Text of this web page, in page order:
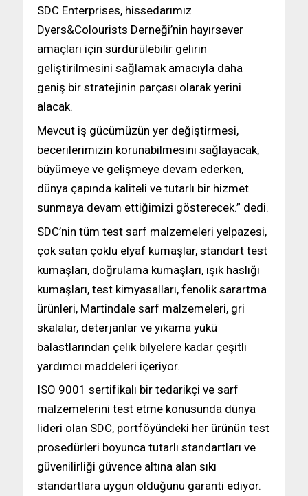
SDC Enterprises, hissedarımız
Dyers&Colourists Derneği’nin hayırsever
amaçları için sürdürülebilir gelirin
geliştirilmesini sağlamak amacıyla daha
geniş bir stratejinin parçası olarak yerini
alacak.
Mevcut iş gücümüzün yer değiştirmesi,
becerilerimizin korunabilmesini sağlayacak,
büyümeye ve gelişmeye devam ederken,
dünya çapında kaliteli ve tutarlı bir hizmet
sunmaya devam ettiğimizi gösterecek.” dedi.
SDC’nin tüm test sarf malzemeleri yelpazesi,
çok satan çoklu elyaf kumaşlar, standart test
kumaşları, doğrulama kumaşları, ışık haslığı
kumaşları, test kimyasalları, fenolik sarartma
ürünleri, Martindale sarf malzemeleri, gri
skalalar, deterjanlar ve yıkama yükü
balastlarından çelik bilyelere kadar çeşitli
yardımcı maddeleri içeriyor.
ISO 9001 sertifikalı bir tedarikçi ve sarf
malzemelerini test etme konusunda dünya
lideri olan SDC, portföyündeki her ürünün test
prosedürleri boyunca tutarlı standartları ve
güvenilirliği güvence altına alan sıkı
standartlara uygun olduğunu garanti ediyor.